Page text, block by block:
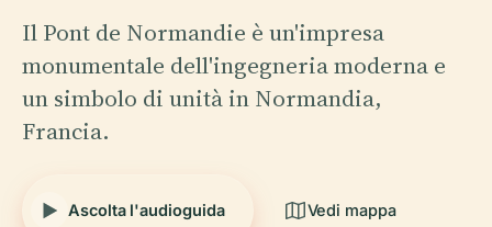
Il Pont de Normandie è un'impresa
monumentale dell'ingegneria moderna e
un simbolo di unità in Normandia,
Francia.
Ascolta l'audioguida Vedi mappa